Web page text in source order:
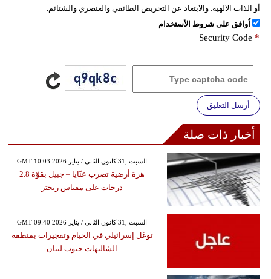
أو الذات الالهية. والابتعاد عن التحريض الطائفي والعنصري والشتائم.
اُوافق على شروط الأستخدام
Security Code *
أرسل التعليق
أخبار ذات صلة
GMT 10:03 2026 السبت ,31 كانون الثاني / يناير
هزة أرضية تضرب عنّايا – جبيل بقوّة 2.8
درجات على مقياس ريختر
GMT 09:40 2026 السبت ,31 كانون الثاني / يناير
توغل إسرائيلي في الخيام وتفجيرات بمنطقة
الشاليهات جنوب لبنان